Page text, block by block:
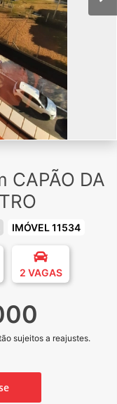
CAPÃO DA
IMÓVEL 11534
2 VAGAS
sujeitos a reajustes.